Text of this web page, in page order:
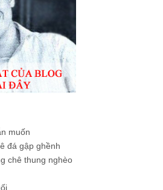
muốn
đá gập ghềnh
chê thung nghèo